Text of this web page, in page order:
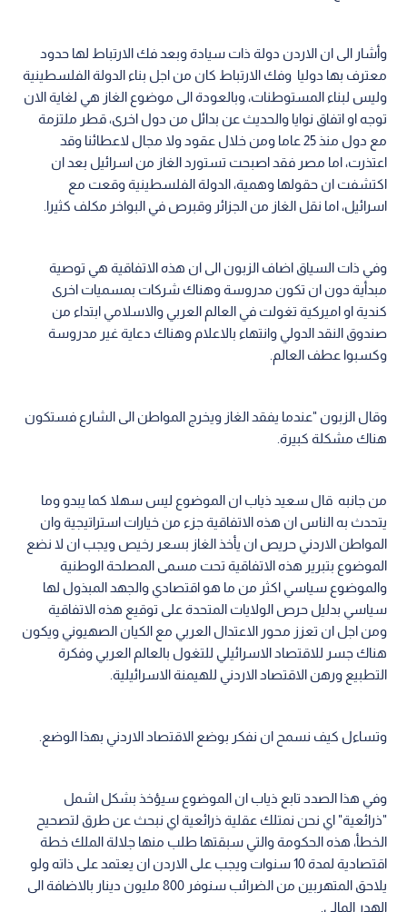
وأشار الى ان الاردن دولة ذات سيادة وبعد فك الارتباط لها حدود
معترف بها دوليا وفك الارتباط كان من اجل بناء الدولة الفلسطينية
وليس لبناء المستوطنات، وبالعودة الى موضوع الغاز هي لغاية الان
توجه او اتفاق نوايا والحديث عن بدائل من دول اخرى، قطر ملتزمة
مع دول منذ 25 عاما ومن خلال عقود ولا مجال لاعطائنا وقد
اعتذرت، اما مصر فقد اصبحت تستورد الغاز من اسرائيل بعد ان
اكتشفت ان حقولها وهمية، الدولة الفلسطينية وقعت مع
اسرائيل، اما نقل الغاز من الجزائر وقبرص في البواخر مكلف كثيرا.
وفي ذات السياق اضاف الزبون الى ان هذه الاتفاقية هي توصية
مبدأية دون ان تكون مدروسة وهناك شركات بمسميات اخرى
كندية او اميركية تغولت في العالم العربي والاسلامي ابتداء من
صندوق النقد الدولي وانتهاء بالاعلام وهناك دعاية غير مدروسة
وكسبوا عطف العالم.
وقال الزبون "عندما يفقد الغاز ويخرج المواطن الى الشارع فستكون
هناك مشكلة كبيرة.
من جانبه قال سعيد ذياب ان الموضوع ليس سهلا كما يبدو وما
يتحدث به الناس ان هذه الاتفاقية جزء من خيارات استراتيجية وان
المواطن الاردني حريص ان يأخذ الغاز بسعر رخيص ويجب ان لا نضع
الموضوع بتبرير هذه الاتفاقية تحت مسمى المصلحة الوطنية
والموضوع سياسي اكثر من ما هو اقتصادي والجهد المبذول لها
سياسي بدليل حرص الولايات المتحدة على توقيع هذه الاتفاقية
ومن اجل ان تعزز محور الاعتدال العربي مع الكيان الصهيوني ويكون
هناك جسر للاقتصاد الاسرائيلي للتغول بالعالم العربي وفكرة
التطبيع ورهن الاقتصاد الاردني للهيمنة الاسرائيلية.
وتساءل كيف نسمح ان نفكر بوضع الاقتصاد الاردني بهذا الوضع.
وفي هذا الصدد تابع ذياب ان الموضوع سيؤخذ بشكل اشمل
"ذرائعية" اي نحن نمتلك عقلية ذرائعية اي نبحث عن طرق لتصحيح
الخطأ، هذه الحكومة والتي سبقتها طلب منها جلالة الملك خطة
اقتصادية لمدة 10 سنوات ويجب على الاردن ان يعتمد على ذاته ولو
يلاحق المتهربين من الضرائب سنوفر 800 مليون دينار بالاضافة الى
الهدر المالي.